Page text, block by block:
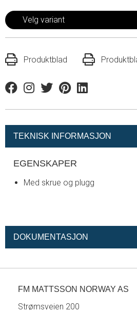
Velg variant
Produktblad
FacebookInstagram
TwitterPinterestLinkedin
TEKNISK INFORMASJON
EGENSKAPER
Med skrue og plugg
DOKUMENTASJON
FM MATTSSON NORWAY AS
Strømsveien 200